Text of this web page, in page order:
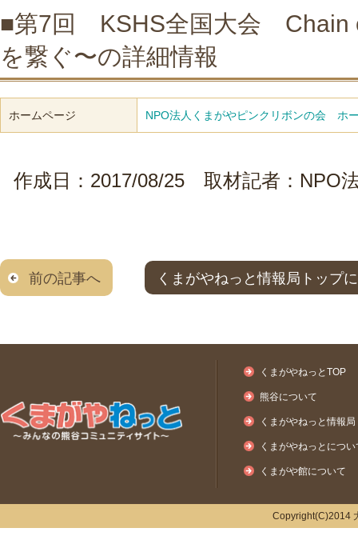
■第7回 KSHS全国大会 Chain
を繋ぐ〜の詳細情報
ホームページ NPO法人くまがやピンクリボンの会 ホ
作成日：2017/08/25 取材記者：NPO
くまがやねっと情報局トップ
前の記事へ
くまがやねっとTOP
熊谷について
くまがやねっと情報局
くまがやねっとについ
くまがや館について
Copyright(C)2014